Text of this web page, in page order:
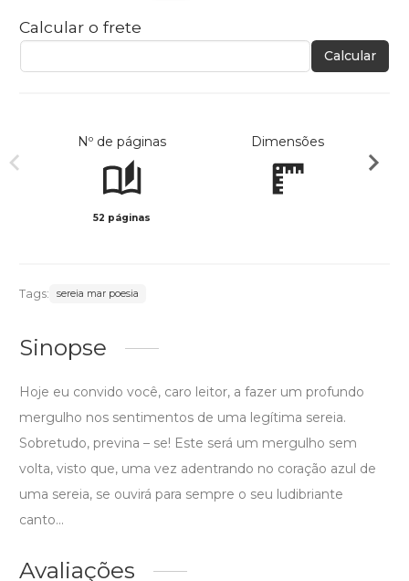
Calcular o frete
Calcular
Nº de páginas
52 páginas
Dimensões
Tags: sereia mar poesia
Sinopse
Hoje eu convido você, caro leitor, a fazer um profundo
mergulho nos sentimentos de uma legítima sereia.
Sobretudo, previna – se! Este será um mergulho sem
volta, visto que, uma vez adentrando no coração azul de
uma sereia, se ouvirá para sempre o seu ludibriante
canto...
Avaliações